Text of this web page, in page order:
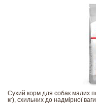
Сухий корм для собак малих
кг), схильних до надмірної ваги